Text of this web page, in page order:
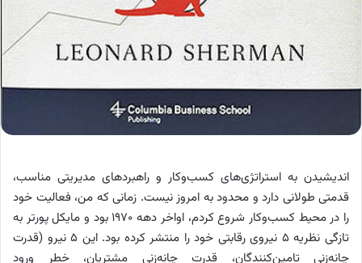
اندیشیدن به استراتژی‌های کسب‌وکار و راهبردهای مدیریتی مناسب،
قدمتی طولانی دارد و محدود به امروز نیست. زمانی که من، فعالیت خود
را در محیط کسب‌وکار شروع کردم، اواخر دهه ۱۹۷۰ بود و مایکل پورتر به
تازگی نظریه ۵ نیروی رقابتی خود را منتشر کرده بود. این ۵ نیرو (قدرت
چانه‌زنی تامین‌کنندگان، قدرت چانه‌زنی مشتریان، خطر ورود